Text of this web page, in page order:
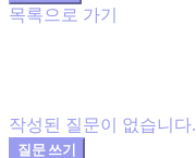
목록으로 가기
작성된 질문이 없습니다.
질문 쓰기